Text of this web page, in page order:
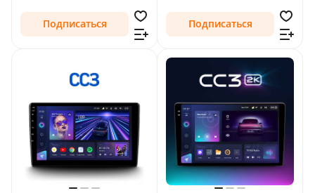
Подписаться Подписаться